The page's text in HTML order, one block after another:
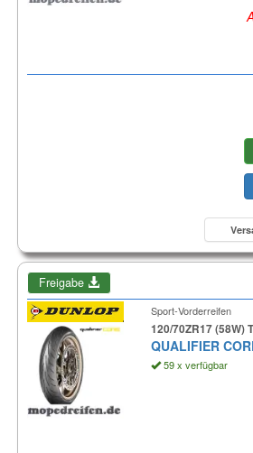
Freigabe
Sport-Vorderreifen
120/70ZR17 (58W)
QUALIFIER
59 x verfügbar